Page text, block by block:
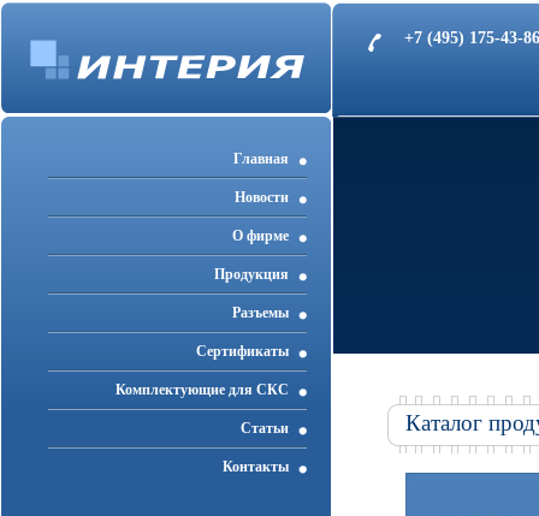
+7 (495) 175-43-
Главная
Новости
О фирме
Продукция
Разъемы
Cертификаты
Комплектующие для СКС
Статьи
Контакты
Каталог